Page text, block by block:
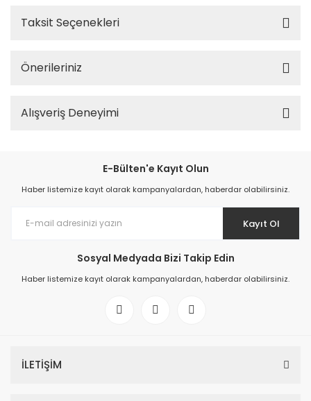
Taksit Seçenekleri
Önerileriniz
Alışveriş Deneyimi
E-Bülten'e Kayıt Olun
Haber listemize kayıt olarak kampanyalardan, haberdar olabilirsiniz.
Kayıt Ol
Sosyal Medyada Bizi Takip Edin
Haber listemize kayıt olarak kampanyalardan, haberdar olabilirsiniz.
İLETİŞİM